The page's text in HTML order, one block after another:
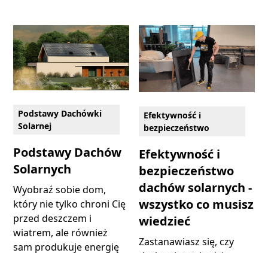
Podstawy Dachówki
Solarnej
Podstawy Dachów
Solarnych
Wyobraź sobie dom,
który nie tylko chroni Cię
przed deszczem i
wiatrem, ale również
sam produkuje energię
Efektywność i
bezpieczeństwo
Efektywność i
bezpieczeństwo
dachów solarnych -
wszystko co musisz
wiedzieć
Zastanawiasz się, czy